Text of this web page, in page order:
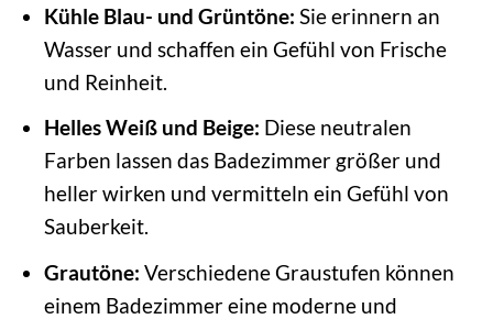
Kühle Blau- und Grüntöne: Sie erinnern an
Wasser und schaffen ein Gefühl von Frische
und Reinheit.
Helles Weiß und Beige: Diese neutralen
Farben lassen das Badezimmer größer und
heller wirken und vermitteln ein Gefühl von
Sauberkeit.
Grautöne: Verschiedene Graustufen können
einem Badezimmer eine moderne und